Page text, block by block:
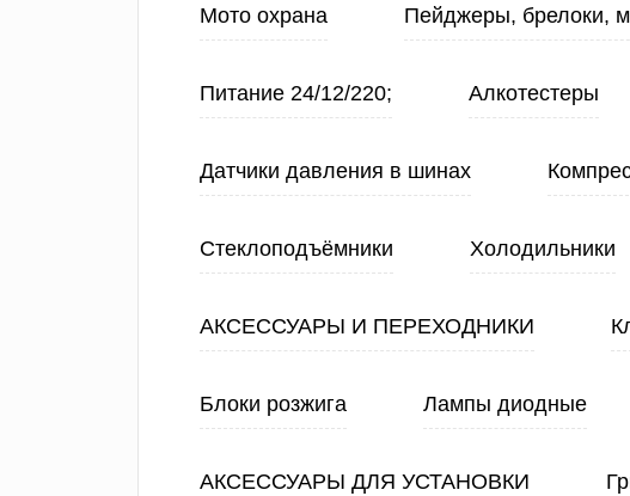
Мото охрана Пейджеры, брелоки,
Питание 24/12/220; Алкотестеры
Датчики давления в шинах
Стеклоподъёмники Холодильники
АКСЕССУАРЫ И ПЕРЕХОДНИКИ
Блоки розжига Лампы диодные
АКСЕССУАРЫ ДЛЯ УСТАНОВКИ